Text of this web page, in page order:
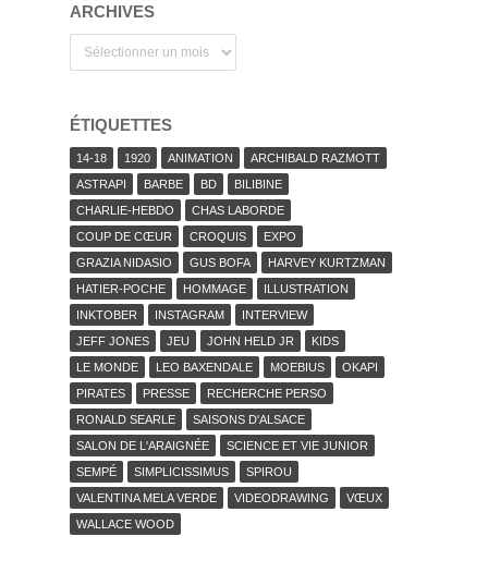
ARCHIVES
ÉTIQUETTES
14-18 1920 ANIMATION
ARCHIBALD RAZMOTT
ASTRAPI
BARBE BD
BILIBINE
CHARLIE-HEBDO
CHAS LABORDE
COUP DE CŒUR
CROQUIS
EXPO
GRAZIA NIDASIO
GUS BOFA
HARVEY KURTZMAN
HATIER-POCHE
HOMMAGE
ILLUSTRATION
INKTOBER
INSTAGRAM
INTERVIEW
JEFF JONES
JEU JOHN HELD JR
KIDS
LE MONDE
LEO BAXENDALE MOEBIUS
OKAPI
PIRATES
PRESSE
RECHERCHE PERSO
RONALD SEARLE
SAISONS D'ALSACE
SALON DE L'ARAIGNÉE
SCIENCE ET VIE JUNIOR
SEMPÉ
SIMPLICISSIMUS
SPIROU
VALENTINA MELA VERDE
VIDEODRAWING
VŒUX
WALLACE WOOD